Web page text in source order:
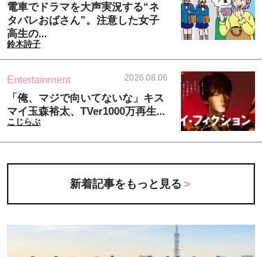
電車でドラマを大声実況する“ネ
タバレおばさん”。注意した女子
高生の...
鈴木詩子
Entertainment 2026.08.06
「俺、マジで向いてないな」キス
マイ玉森裕太、TVer1000万再生...
こじらぶ
新着記事をもっと見る